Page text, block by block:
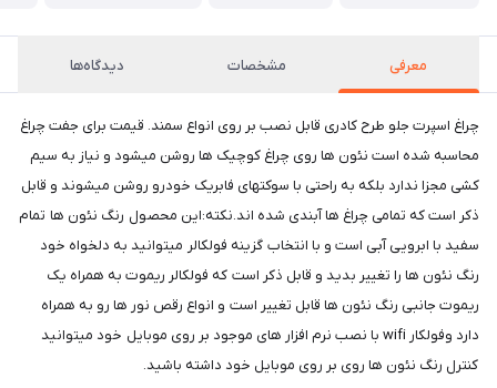
معرفی مشخصات دیدگاه‌ها
چراغ اسپرت جلو طرح کادری قابل نصب بر روی انواع سمند. قیمت برای جفت چراغ
محاسبه شده است نئون ها روی چراغ کوچیک ها روشن میشود و نیاز به سیم
کشی مجزا ندارد بلکه به راحتی با سوکتهای فابریک خودرو روشن میشوند و قابل
ذکر است که تمامی چراغ ها آبندی شده اند.نکته:این محصول رنگ نئون ها تمام
سفید با ابرویی آبی است و با انتخاب گزینه فولکالر میتوانید به دلخواه خود
رنگ نئون ها را تغییر بدید و قابل ذکر است که فولکالر ریموت به همراه یک
ریموت جانبی رنگ نئون ها قابل تغییر است و انواع رقص نور ها رو به همراه
دارد وفولکار wifi با نصب نرم افزار های موجود بر روی موبایل خود میتوانید
کنترل رنگ نئون ها روی بر روی موبایل خود داشته باشید.